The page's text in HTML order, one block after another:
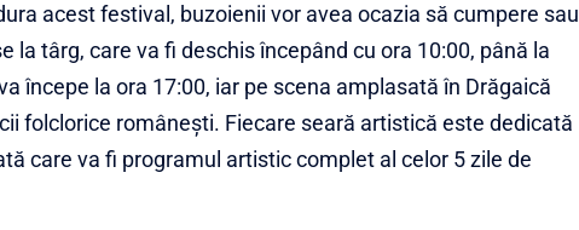
acest festival, buzoienii vor avea ocazia să cumpere sau
la târg, care va fi deschis începând cu ora 10:00, până la
începe la ora 17:00, iar pe scena amplasată în Drăgaică
folclorice românești. Fiecare seară artistică este dedicată
care va fi programul artistic complet al celor 5 zile de